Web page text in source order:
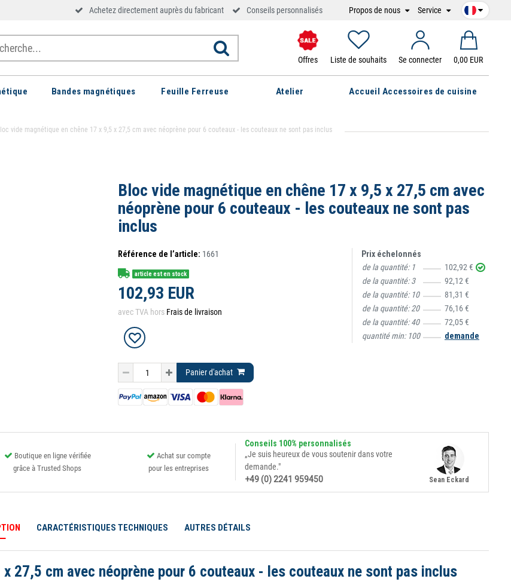
Achetez directement auprès du fabricant Conseils personnalisés Propos de nous Service
Offres Liste de souhaits Se connecter 0,00 EUR
Bandes magnétiques Feuille Ferreuse Atelier Accueil Accessoires de cuisine
vide magnétique en chêne 17 x 9,5 x 27,5 cm avec néoprène pour 6 couteaux - les couteaux ne sont pas inclus
Bloc vide magnétique en chêne 17 x 9,5 x 27,5 cm avec
néoprène pour 6 couteaux - les couteaux ne sont pas
inclus
Référence de l’article: 1661
article est en stock
102,93 EUR
avec TVA hors Frais de livraison
Prix échelonnés
de la quantité: 1
102,92 €
de la quantité:3
92,12 €
de la quantité: 10
81,31 €
de la quantité:20
76,16 €
de la quantité:40
72,05 €
quantité min: 100 demande
Panier d'achat
Boutique en ligne vérifiée
grâce à Trusted Shops
Achat sur compte
pour les entreprises
Conseils 100% personnalisés
„Je suis heureux de vous soutenir dans votre
demande."
+49 (0) 2241 959450
Sean Eckard
CARACTÉRISTIQUES TECHNIQUES AUTRES DÉTAILS
27,5 cm avec néoprène pour 6 couteaux - les couteaux ne sont pas inclus